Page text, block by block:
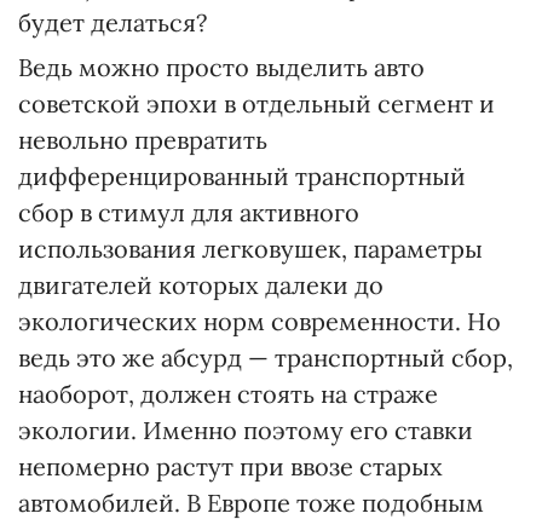
будет делаться?
Ведь можно просто выделить авто
советской эпохи в отдельный сегмент и
невольно превратить
дифференцированный транспортный
сбор в стимул для активного
использования легковушек, параметры
двигателей которых далеки до
экологических норм современности. Но
ведь это же абсурд — транспортный сбор,
наоборот, должен стоять на страже
экологии. Именно поэтому его ставки
непомерно растут при ввозе старых
автомобилей. В Европе тоже подобным